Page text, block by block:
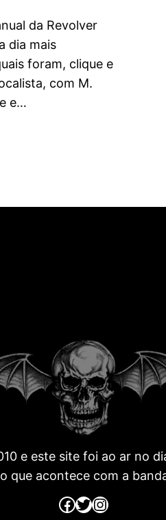
da Revolver
dia mais
foram, clique e
com M.
e…
e este site foi ao ar no
que acontece com a
Página no Facebook
Página no Twitter
Página no Instagram